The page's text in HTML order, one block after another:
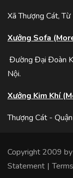
Xã Thượng Cát,
Xưởng Sofa
Đường Đại Đoàn
Nội.
Xưởng Kim Khí
Thượng Cát -
Copyright 2009
Statement |